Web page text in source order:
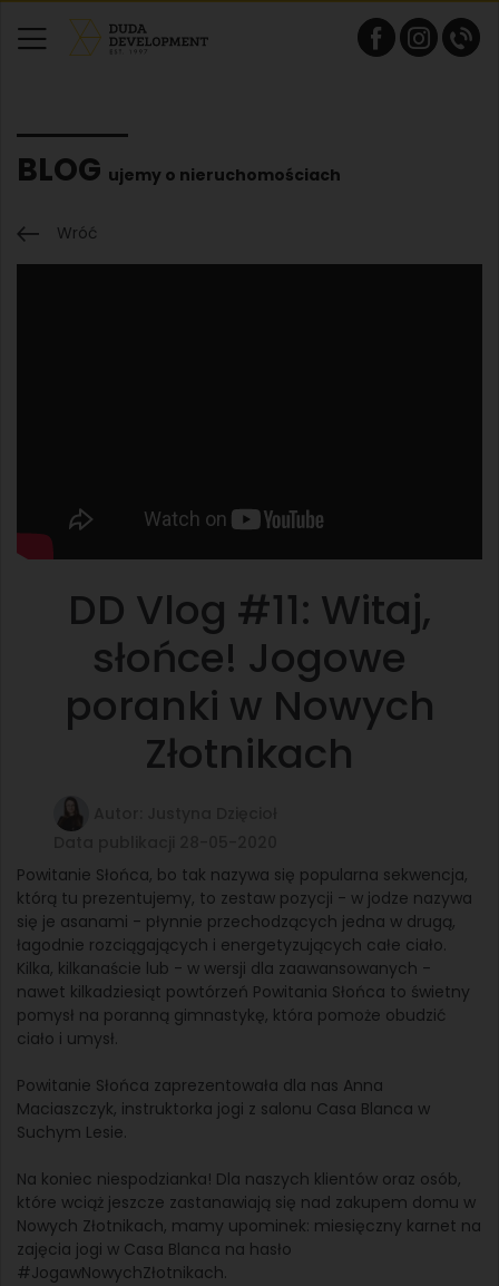
BLOG ujemy o nieruchomościach
Wróć
DD Vlog #11: Witaj,
słońce! Jogowe
poranki w Nowych
Złotnikach
Powitanie Słońca, bo tak nazywa się popularna sekwencja,
którą tu prezentujemy, to zestaw pozycji - w jodze nazywa
się je asanami - płynnie przechodzących jedna w drugą,
łagodnie rozciągających i energetyzujących całe ciało.
Kilka, kilkanaście lub - w wersji dla zaawansowanych -
nawet kilkadziesiąt powtórzeń Powitania Słońca to świetny
pomysł na poranną gimnastykę, która pomoże obudzić
ciało i umysł.
Powitanie Słońca zaprezentowała dla nas Anna
Maciaszczyk, instruktorka jogi z salonu Casa Blanca w
Suchym Lesie.
Na koniec niespodzianka! Dla naszych klientów oraz osób,
które wciąż jeszcze zastanawiają się nad zakupem domu w
Nowych Złotnikach, mamy upominek: miesięczny karnet na
zajęcia jogi w Casa Blanca na hasło
#JogawNowychZłotnikach.